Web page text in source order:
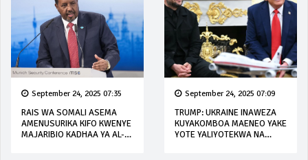
September 24, 2025 07:35
RAIS WA SOMALI ASEMA
AMENUSURIKA KIFO KWENYE
MAJARIBIO KADHAA YA AL-
September 24, 2025 07:09
TRUMP: UKRAINE INAWEZA
KUYAKOMBOA MAENEO YAKE
YOTE YALIYOTEKWA NA